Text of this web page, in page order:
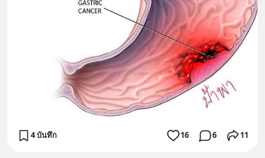
4 บันทึก 16 6 11